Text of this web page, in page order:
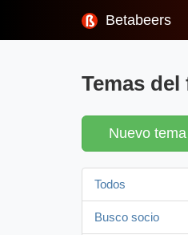
Betabeers
Temas
Nuevo tema
Todos
Busco socio